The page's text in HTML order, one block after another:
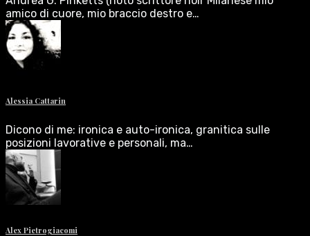
amico di cuore, mio braccio destro e…
Alessia Cattarin
Dicono di me: ironica e auto-ironica, granitica sulle
posizioni lavorative e personali, ma…
Alex Pietrogiacomi